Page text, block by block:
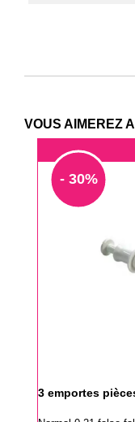
VOUS AIMEREZ
- 30%
3 emportes